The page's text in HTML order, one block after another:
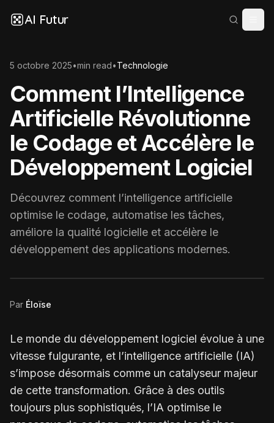
AI Futur
5 octobre 2025•min read•Technologie
Comment l’Intelligence
Artificielle Révolutionne
le Codage et Accélère le
Développement Logiciel
Découvrez comment l’intelligence artificielle
optimise le codage, automatise les tâches,
améliore la qualité logicielle et accélère le
développement des applications modernes.
Par Éloïse
Le monde du développement logiciel évolue à une
vitesse fulgurante, et l’intelligence artificielle (IA)
s’impose désormais comme un catalyseur majeur
de cette transformation. Grâce à des outils
toujours plus sophistiqués, l’IA optimise le